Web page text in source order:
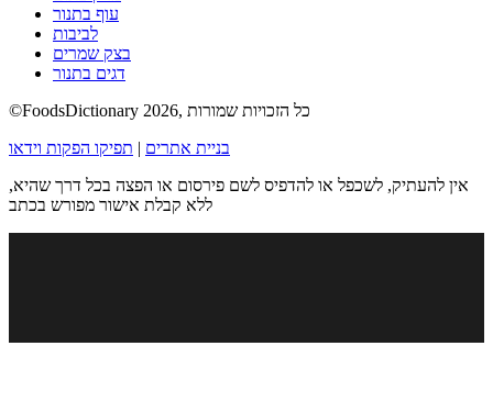
עוף בתנור
לביבות
בצק שמרים
דגים בתנור
©FoodsDictionary 2026, כל הזכויות שמורות
בניית אתרים | תפיקו הפקות וידאו
אין להעתיק, לשכפל או להדפיס לשם פירסום או הפצה בכל דרך שהיא,
ללא קבלת אישור מפורש בכתב